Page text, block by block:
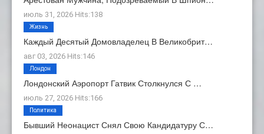
июль 31, 2026 Hits:138
Каждый Десятый Домовладелец В Великобрит…
авг 03, 2026 Hits:146
Жизнь
Лондонский Аэропорт Гатвик Столкнулся С …
июль 27, 2026 Hits:166
Лондон
Бывший Неонацист Снял Свою Кандидатуру С…
Политика